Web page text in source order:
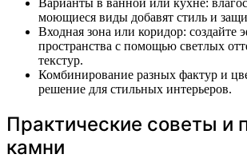
Варианты в ванной или кухне:
моющиеся виды добавят стиль и
Входная зона или коридор: создайте
пространства с помощью светлых
текстур.
Комбинирование разных фактур и
решение для стильных интерьеров.
Практические советы и
камни